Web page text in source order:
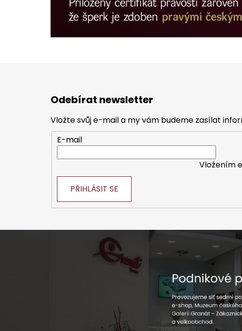
Odebírat newsletter
Vložte svůj e-mail a my vám budeme zasílat
E-mail
Vložením
PŘIHLÁSIT SE